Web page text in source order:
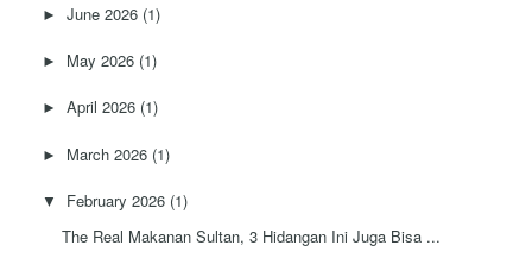
►June 2026 (1)
► May 2026 (1)
►April 2026 (1)
► March 2026 (1)
▼ February 2026 (1)
The Real Makanan Sultan, 3 Hidangan Ini Juga Bisa ...